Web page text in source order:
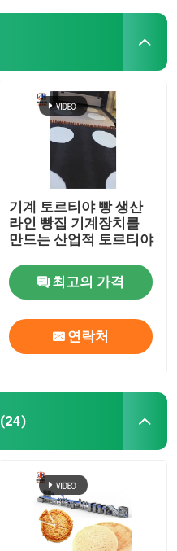
기계 토르티야 빵 생산
라인 빵집 기계장치를
만드는 산업적 토르티야
최고의 가격
연락처
(24)